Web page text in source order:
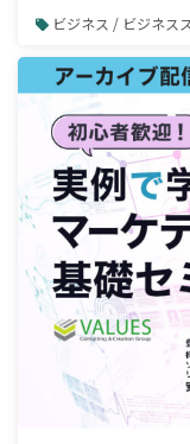
ビジネス / ビジネス